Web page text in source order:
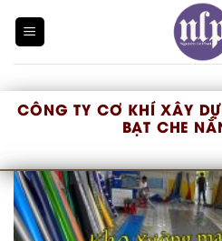
CÔNG TY CƠ KHÍ XÂY
BẠT CHE